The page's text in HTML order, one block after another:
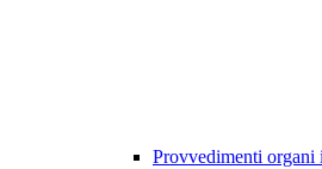
Provvedimenti